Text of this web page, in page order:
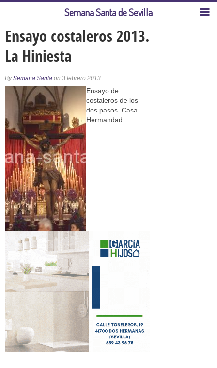
Ensayo costaleros 2013.
La Hiniesta
BySemana Santa on 3 febrero 2013
Ensayo de
costaleros de los
dos pasos. Casa
Hermandad
Semana Santa de Sevilla